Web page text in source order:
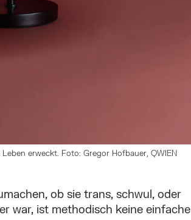
erweckt. Foto: Gregor Hofbauer, QWIEN
ob sie trans, schwul, oder
war, ist methodisch keine einfache